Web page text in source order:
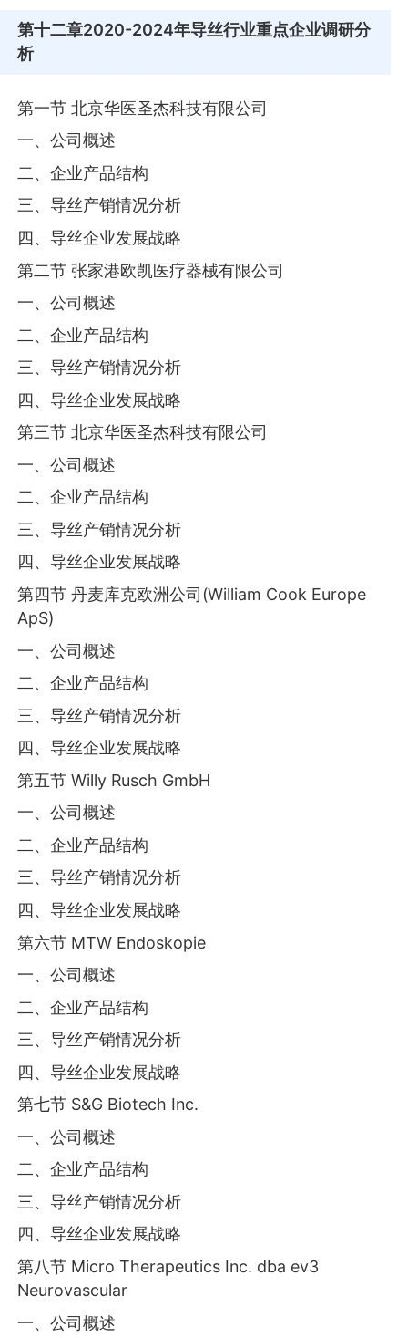
第十二章2020-2024年导丝行业重点企业调研分
析
第一节 北京华医圣杰科技有限公司
一、公司概述
二、企业产品结构
三、导丝产销情况分析
四、导丝企业发展战略
第二节 张家港欧凯医疗器械有限公司
一、公司概述
二、企业产品结构
三、导丝产销情况分析
四、导丝企业发展战略
第三节 北京华医圣杰科技有限公司
一、公司概述
二、企业产品结构
三、导丝产销情况分析
四、导丝企业发展战略
第四节 丹麦库克欧洲公司(William Cook Europe
ApS)
一、公司概述
二、企业产品结构
三、导丝产销情况分析
四、导丝企业发展战略
第五节 Willy Rusch GmbH
一、公司概述
二、企业产品结构
三、导丝产销情况分析
四、导丝企业发展战略
第六节 MTW Endoskopie
一、公司概述
二、企业产品结构
三、导丝产销情况分析
四、导丝企业发展战略
第七节 S&G Biotech Inc.
一、公司概述
二、企业产品结构
三、导丝产销情况分析
四、导丝企业发展战略
第八节 Micro Therapeutics Inc. dba ev3
Neurovascular
一、公司概述